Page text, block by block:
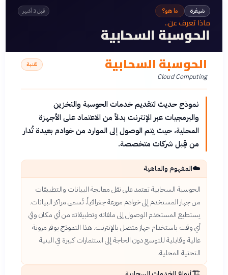
شيفرة ما هو؟ قبل 3 أشهر
ماذا تعرف عن..
الحوسبة السحابية
الحوسبة السحابية
Cloud Computing
تقنية
نموذج حديث لتقديم خدمات الحوسبة والتخزين
والبرمجيات عبر الإنترنت بدلاً من الاعتماد على الأجهزة
المحلية، حيث يتم الوصول إلى الموارد من خوادم بعيدة تُدار
من قِبل شركات متخصصة.
☁️المفهوم والماهية
الحوسبة السحابية تعتمد على نقل معالجة البيانات والتطبيقات
من جهاز المستخدم إلى خوادم موزعة جغرافياً، تُسمى مراكز البيانات.
يستطيع المستخدم الوصول إلى ملفاته وتطبيقاته من أي مكان وفي
أي وقت باستخدام جهاز متصل بالإنترنت. هذا النموذج يوفر مرونة
عالية وقابلية للتوسع دون الحاجة إلى استثمارات كبيرة في البنية
التحتية المحلية.